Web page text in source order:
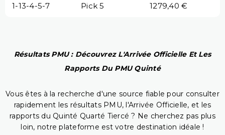
1-13-4-5-7
Pick 5 1279,40 €
Résultats PMU : Découvrez L'Arrivée Officielle Et Les
Rapports Du PMU Quinté
Vous êtes à la recherche d'une source fiable pour consulter
rapidement les résultats PMU, l'Arrivée Officielle, et les
rapports du Quinté Quarté Tiercé ? Ne cherchez pas plus
loin, notre plateforme est votre destination idéale !